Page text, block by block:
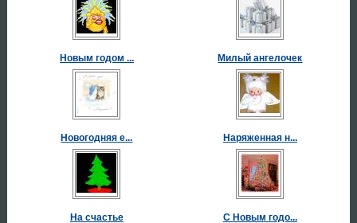
Новым годом ... Милый ангелочек
Новогодняя е... Наряженная н...
На счастье С Новым годо...